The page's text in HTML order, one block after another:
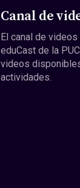
Canal de
El canal de
eduCast de la
videos
actividades.